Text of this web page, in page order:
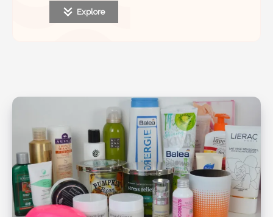
Explore